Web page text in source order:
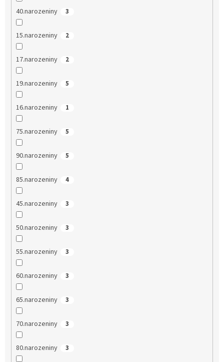
40.narozeniny 3
15.narozeniny 2
17.narozeniny 2
19.narozeniny 5
16.narozeniny 1
75.narozeniny 5
90.narozeniny 5
85.narozeniny 4
45.narozeniny 3
50.narozeniny 3
55.narozeniny 3
60.narozeniny 3
65.narozeniny 3
70.narozeniny 3
80.narozeniny 3